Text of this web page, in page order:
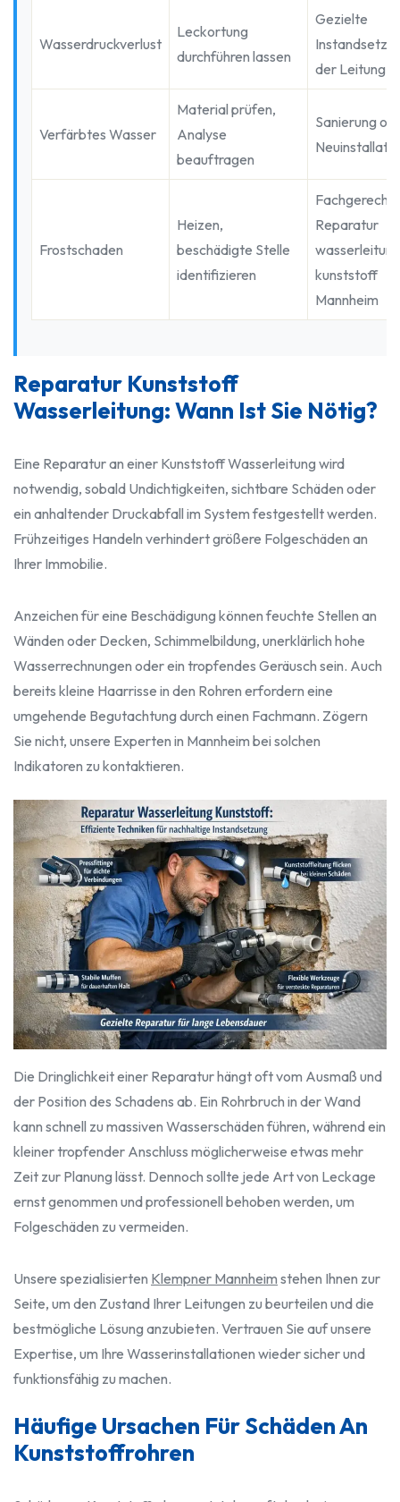
Wasserdruckverlust
Leckortung
durchführen lassen
Gezielte
der Leitung
Verfärbtes Wasser
Material prüfen,
Analyse
beauftragen
Sanierung
Frostschaden
Heizen,
beschädigte Stelle
identifizieren
Reparatur
wasserleitung
kunststoff
Mannheim
Reparatur Kunststoff
Wasserleitung: Wann Ist Sie Nötig?
Eine Reparatur an einer Kunststoff Wasserleitung wird
notwendig, sobald Undichtigkeiten, sichtbare Schäden oder
ein anhaltender Druckabfall im System festgestellt werden.
Frühzeitiges Handeln verhindert größere Folgeschäden an
Ihrer Immobilie.
Anzeichen für eine Beschädigung können feuchte Stellen an
Wänden oder Decken, Schimmelbildung, unerklärlich hohe
Wasserrechnungen oder ein tropfendes Geräusch sein. Auch
bereits kleine Haarrisse in den Rohren erfordern eine
umgehende Begutachtung durch einen Fachmann. Zögern
Sie nicht, unsere Experten in Mannheim bei solchen
Indikatoren zu kontaktieren.
Die Dringlichkeit einer Reparatur hängt oft vom Ausmaß und
der Position des Schadens ab. Ein Rohrbruch in der Wand
kann schnell zu massiven Wasserschäden führen, während ein
kleiner tropfender Anschluss möglicherweise etwas mehr
Zeit zur Planung lässt. Dennoch sollte jede Art von Leckage
ernst genommen und professionell behoben werden, um
Folgeschäden zu vermeiden.
Unsere spezialisierten Klempner Mannheim stehen Ihnen zur
Seite, um den Zustand Ihrer Leitungen zu beurteilen und die
bestmögliche Lösung anzubieten. Vertrauen Sie auf unsere
Expertise, um Ihre Wasserinstallationen wieder sicher und
funktionsfähig zu machen.
Häufige Ursachen Für Schäden An
Kunststoffrohren